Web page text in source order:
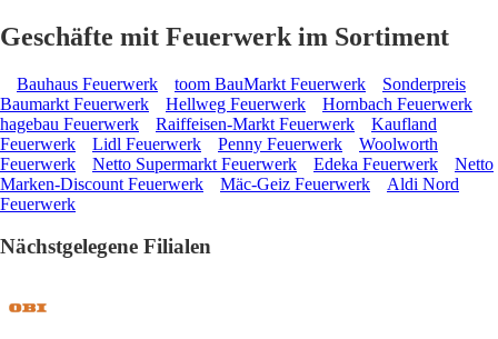
Geschäfte mit Feuerwerk im Sortiment
Bauhaus Feuerwerk toom BauMarkt Feuerwerk
Sonderpreis
Baumarkt Feuerwerk
Hellweg Feuerwerk
Hornbach Feuerwerk
hagebau Feuerwerk
Raiffeisen-Markt Feuerwerk
Kaufland
Feuerwerk
Lidl Feuerwerk Penny Feuerwerk
Woolworth
Feuerwerk
Netto Supermarkt Feuerwerk Edeka Feuerwerk
Netto
Marken-Discount Feuerwerk
Mäc-Geiz Feuerwerk
Aldi Nord
Feuerwerk
Nächstgelegene Filialen